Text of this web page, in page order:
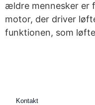
ældre mennesker er
motor, der driver
funktionen, som
Kontakt